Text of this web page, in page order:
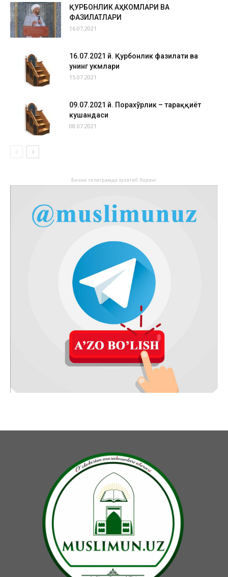
ҚУРБОНЛИК АҲКОМЛАРИ ВА
ФАЗИЛАТЛАРИ
16.07.2021
16.07.2021 й. Қурбонлик фазилати ва
унинг ҳукмлари
15.07.2021
09.07.2021 й. Порахўрлик – тараққиёт
кушандаси
08.07.2021
Бизни телеграмда кузатиб боринг